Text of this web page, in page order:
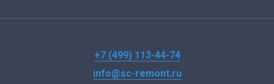
+7 (499) 113-44-74
info@sc-remont.ru